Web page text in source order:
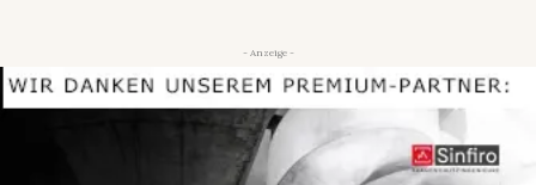
- Anzeige -